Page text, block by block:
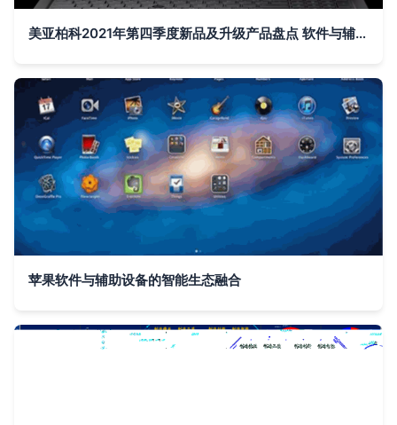
美亚柏科2021年第四季度新品及升级产品盘点 软件与辅助设备的创新突破
苹果软件与辅助设备的智能生态融合